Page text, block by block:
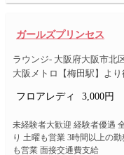
ガールズプリンセス
ラウンジ- 大阪府大阪市北
大阪メトロ【梅田駅】よ
フロアレディ 3,000円
未経験者大歓迎 経験者優遇
り 土曜も営業 3時間以上の
も営業 面接交通費支給